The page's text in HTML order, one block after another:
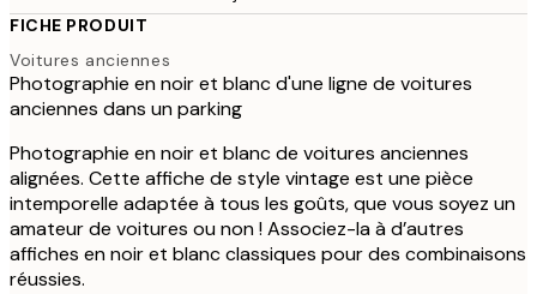
FICHE PRODUIT
Voitures anciennes
Photographie en noir et blanc d'une ligne de voitures
anciennes dans un parking
Photographie en noir et blanc de voitures anciennes
alignées. Cette affiche de style vintage est une pièce
intemporelle adaptée à tous les goûts, que vous soyez un
amateur de voitures ou non ! Associez-la à d’autres
affiches en noir et blanc classiques pour des combinaisons
réussies.